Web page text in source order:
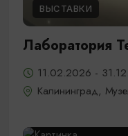
ВЫСТАВКИ
Лаборатория
11.02.2026 -
Калининград,